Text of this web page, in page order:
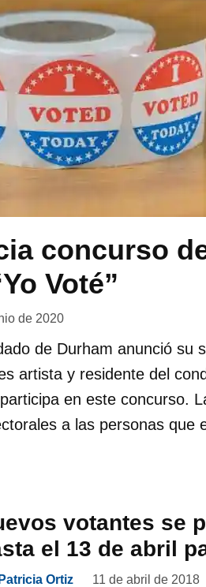
concurso
Voté”
de 2020
de Durham anunció su
artista y residente del
en este concurso.
a las personas que
votantes se
el 13 de abril
Patricia Ortiz 11 de abril de 2018